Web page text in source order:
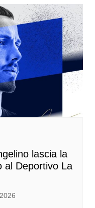
lascia la
al Deportivo La